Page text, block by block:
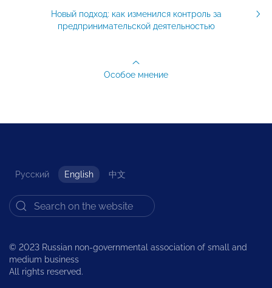
Новый подход: как изменился контроль за
предпринимательской деятельностью
Особое мнение
Русский English 中文
© 2023 Russian non-governmental association of small and
medium business
All rights reserved.